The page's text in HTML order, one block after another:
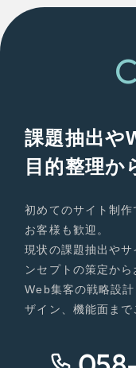
課題抽出や
目的整理か
初めてのサイト制
お客様も歓迎。
現状の課題抽出や
ンセプトの策定から
Web集客の戦略設
ザイン、機能面まで